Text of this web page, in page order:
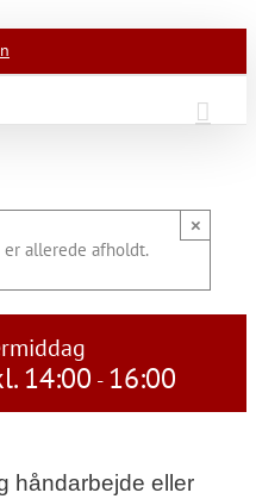
allerede afholdt.
×
14:00 - 16:00
håndarbejde eller